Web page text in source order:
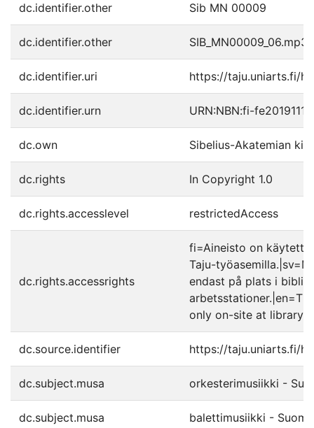
dc.identifier.other Sib MN 00009
dc.identifier.other SIB_MN00009_06.mp3
dc.identifier.uri https://taju.uniarts.fi/
dc.identifier.urn URN:NBN:fi-
dc.own Sibelius-Akatemian
dc.rights In Copyright 1.0
dc.rights.accesslevel restrictedAccess
dc.rights.accessrights
fi=Aineisto on
Taju-
endast på plats i
only on-site at
dc.source.identifier https://taju.uniarts.fi/
dc.subject.musa orkesterimusiikki -
dc.subject.musa balettimusiikki -